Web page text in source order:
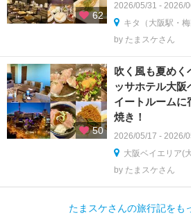
62
2026/05/31 - 2026/
キタ（大阪駅・
by たまスケさん
50
吹く風も夏めく
ッサホテル大阪
イートルームに
焼き！
2026/05/17 - 2026/
大阪ベイエリア(
by たまスケさん
たまスケさんの旅行記をも